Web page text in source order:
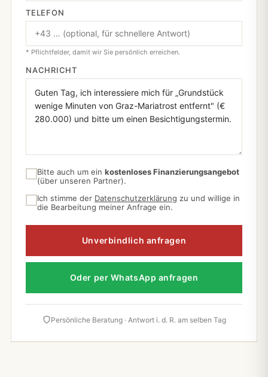
TELEFON
* Pflichtfelder, damit wir Sie persönlich erreichen.
NACHRICHT
Bitte auch um ein kostenloses Finanzierungsangebot
(über unseren Partner).
Ich stimme der Datenschutzerklärung zu und willige in
die Bearbeitung meiner Anfrage ein.
Unverbindlich anfragen
Oder per WhatsApp anfragen
Persönliche Beratung · Antwort i. d. R. am selben Tag